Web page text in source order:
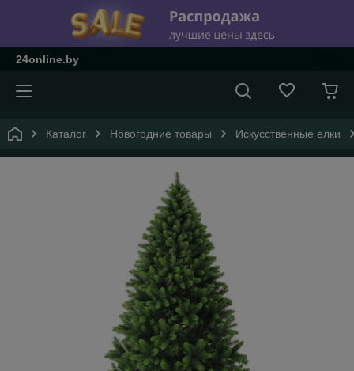
24online.by
Каталог Новогодние товары Искусственные елки